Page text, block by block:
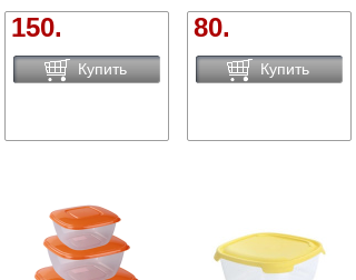
150.
Купить
80.
Купить